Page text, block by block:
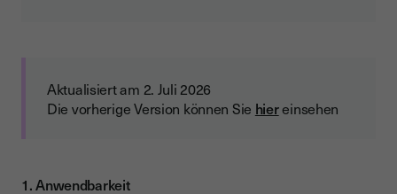
Aktualisiert am 2. Juli 2026
Die vorherige Version können Sie hiereinsehen
1. Anwendbarkeit